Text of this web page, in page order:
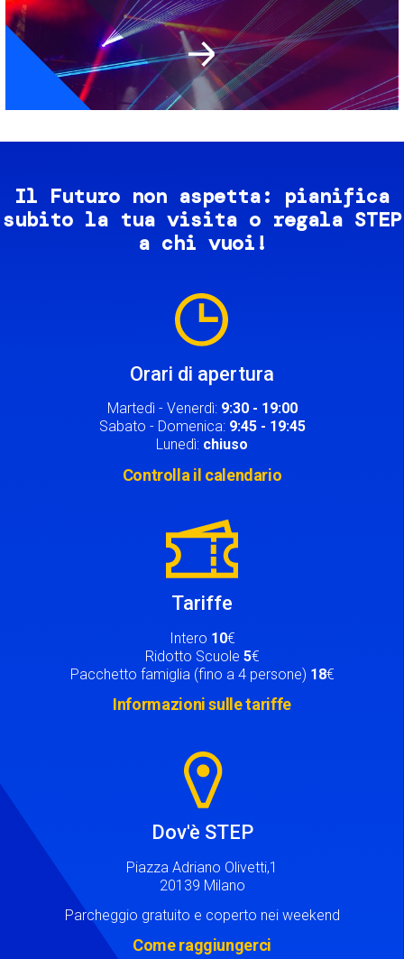
Il Futuro non aspetta: pianifica
subito la tua visita o regala STEP
a chi vuoi!
Orari di apertura
Martedì - Venerdì: 9:30 - 19:00
Sabato - Domenica: 9:45 - 19:45
Lunedì: chiuso
Controlla il calendario
Tariffe
Intero 10€
Ridotto Scuole 5€
Pacchetto famiglia (fino a 4 persone) 18€
Informazioni sulle tariffe
Dov'è STEP
Piazza Adriano Olivetti,1
20139 Milano
Parcheggio gratuito e coperto nei weekend
Come raggiungerci